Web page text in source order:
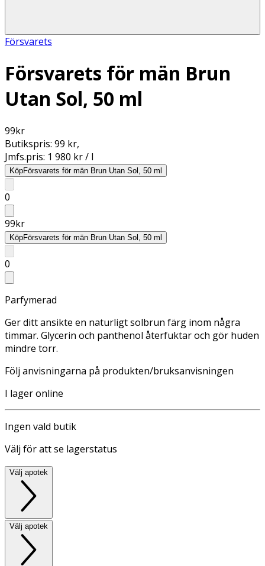
Försvarets
Försvarets för män Brun
Utan Sol, 50 ml
99kr
Butikspris: 99 kr,
Jmfs.pris: 1 980 kr / l
KöpFörsvarets för män Brun Utan Sol, 50 ml
0
99kr
KöpFörsvarets för män Brun Utan Sol, 50 ml
0
Parfymerad
Ger ditt ansikte en naturligt solbrun färg inom några
timmar. Glycerin och panthenol återfuktar och gör huden
mindre torr.
Följ anvisningarna på produkten/bruksanvisningen
I lager online
Ingen vald butik
Välj för att se lagerstatus
Välj apotek
Välj apotek